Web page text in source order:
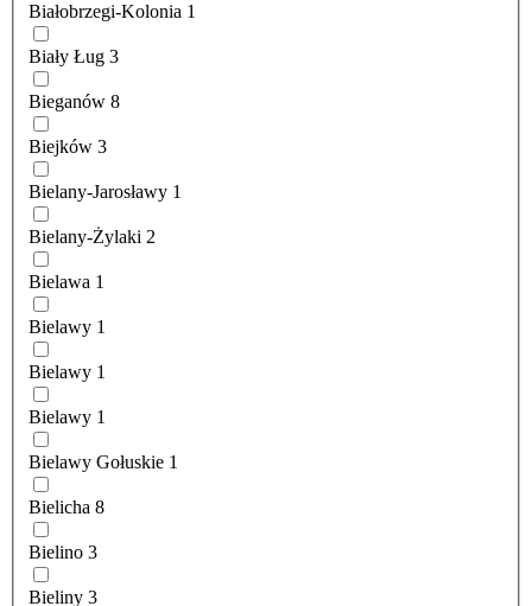
Białobrzegi-Kolonia 1
Biały Ług 3
Bieganów 8
Biejków 3
Bielany-Jarosławy 1
Bielany-Żylaki 2
Bielawa 1
Bielawy 1
Bielawy 1
Bielawy 1
Bielawy Gołuskie 1
Bielicha 8
Bielino 3
Bieliny 3